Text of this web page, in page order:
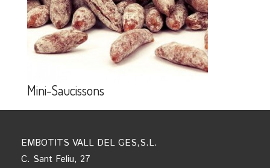
Mini-Saucissons
EMBOTITS VALL DEL GES,S.L.
C. Sant Feliu, 27